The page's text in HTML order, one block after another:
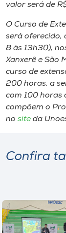
valor será de
O Curso de
será oferecido,
8 às 13h30),
Xanxerê e São
curso de
200 horas, a
com 100 horas
compõem o
no site da
Confira